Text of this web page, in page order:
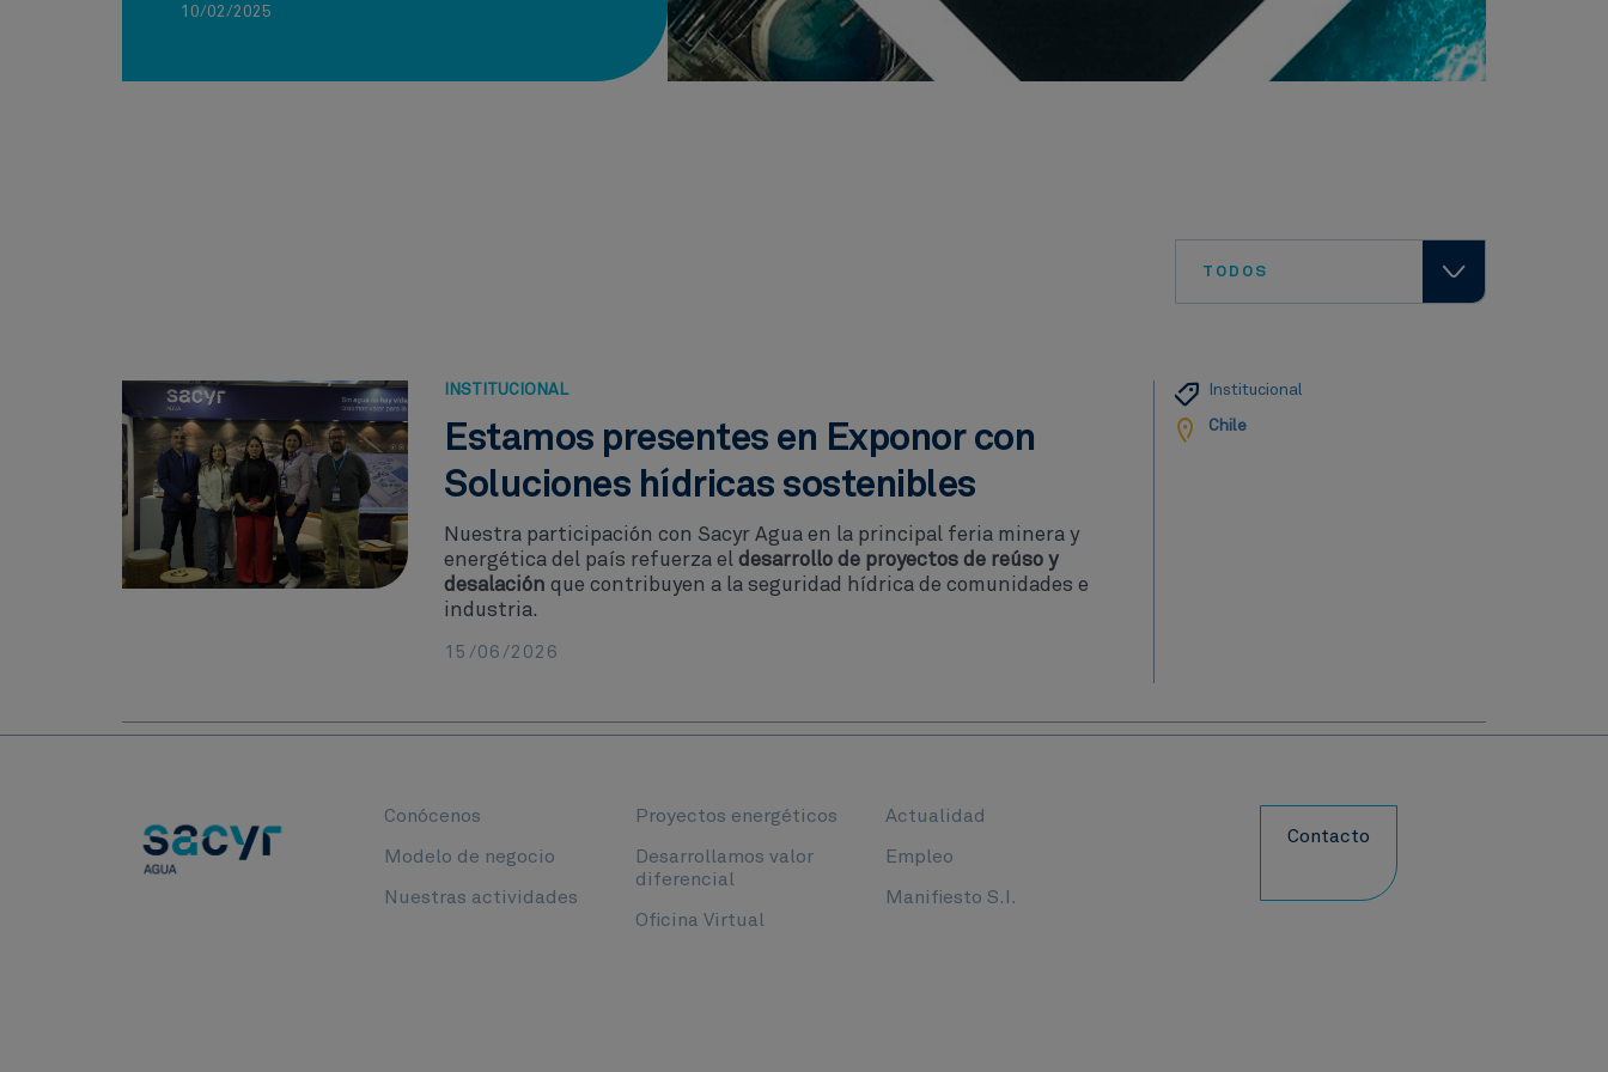
10/02/2025
TODOS
INSTITUCIONAL
Estamos presentes en Exponor con
Soluciones hídricas sostenibles
Nuestra participación con Sacyr Agua en la principal feria minera y
energética del país refuerza eldesarrollo de proyectos de reúso y
desalación que contribuyen a la seguridad hídrica de comunidades e
industria.
15/06/2026
Institucional
Chile
Conócenos
Modelo de negocio
Nuestras actividades
Proyectos energéticos
Desarrollamos valor
diferencial
Oficina Virtual
Actualidad
Empleo
Manifiesto S.I.
Contacto